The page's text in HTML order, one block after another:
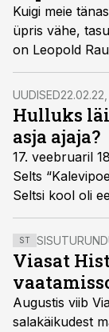
Kuigi meie
üpris vähe,
on Leopold
UUDISED
Hulluks
asja ajaja?
17. veebruaril
Selts
Seltsi kool oli
näitering
oli ka kohalike
koolihariduse
sünnist
ST
Viasat
Augustis viib
salakäikudest